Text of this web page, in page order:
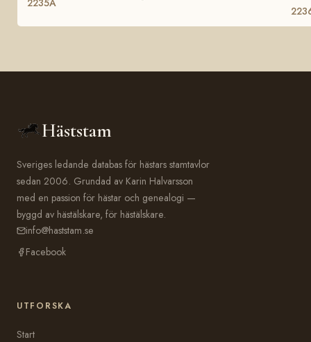
Häststam
Sveriges ledande databas för hästars stamtavlor
sedan 2006. Grundad av Karin Halvarsson
med en passion för hästar och genealogi —
byggd av hästälskare, för hästälskare.
info@haststam.se
Facebook
UTFORSKA
Start